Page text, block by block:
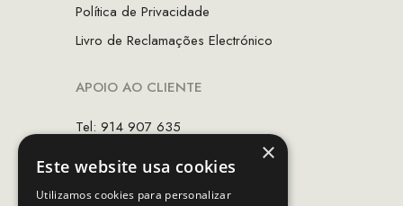
Política de Privacidade
Livro de Reclamações Electrónico
APOIO AO CLIENTE
Tel: 914 907 635
×
Este website usa cookies
Utilizamos cookies para personalizar